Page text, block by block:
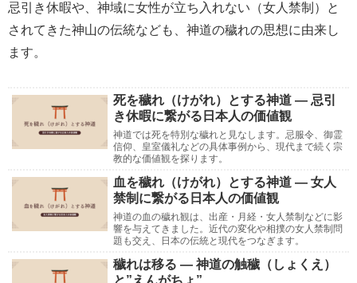
忌引き休暇や、神域に女性が立ち入れない（女人禁制）と
されてきた神山の伝統なども、神道の穢れの思想に由来し
ます。
死を穢れ（けがれ）とする神道 ― 忌引
き休暇に繋がる日本人の価値観
神道では死を特別な穢れと見なします。忌服令、御霊
信仰、皇室儀礼などの具体事例から、現代まで続く宗
教的な価値観を探ります。
血を穢れ（けがれ）とする神道 ― 女人
禁制に繋がる日本人の価値観
神道の血の穢れ観は、出産・月経・女人禁制などに影
響を与えてきました。近代の変化や相撲の女人禁制問
題も交え、日本の伝統と現代をつなぎます。
穢れは移る ― 神道の触穢（しょくえ）